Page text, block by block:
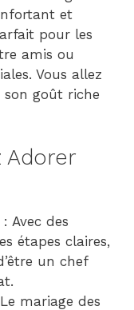
et
pour les
amis ou
Vous allez
goût riche
Adorer
: Avec des
étapes claires,
un chef
mariage des